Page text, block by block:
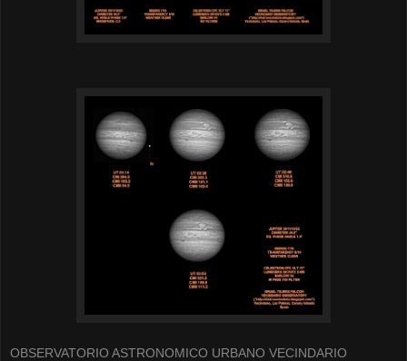
OBSERVATORIO ASTRONOMICO URBANO VECINDARIO